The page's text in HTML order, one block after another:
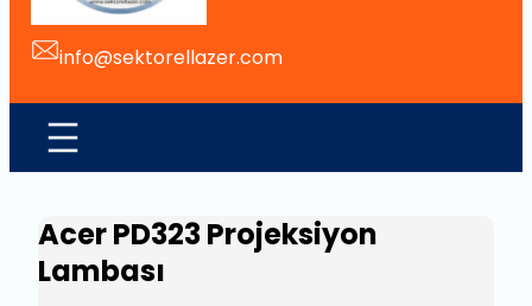
info@sektorellazer.com
Acer PD323 Projeksiyon
Lambası